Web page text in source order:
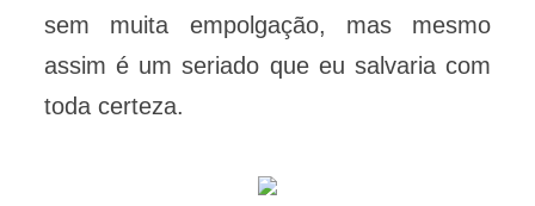
sem muita empolgação, mas mesmo
assim é um seriado que eu salvaria com
toda certeza.